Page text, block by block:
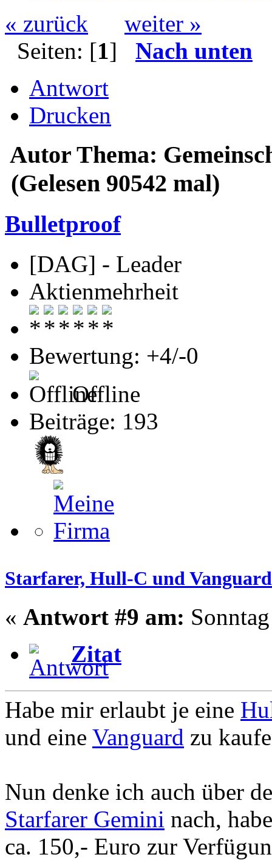
« zurück
weiter »
Seiten: [1] Nach unten
Antwort
Drucken
Autor Thema:
(Gelesen 90542 mal)
Bulletproof
[DAG] - Leader
Aktienmehrheit
Bewertung: +4/-0
Offline
Beiträge: 193
Starfarer, Hull-C und Vanguard
« Antwort #9 am:
Zitat
Habe mir erlaubt je eine
und eine Vanguard zu
Nun denke ich auch über
Starfarer Gemini nach,
ca. 150,- Euro zur